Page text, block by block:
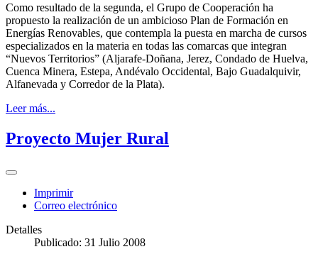
Como resultado de la segunda, el Grupo de Cooperación ha
propuesto la realización de un ambicioso Plan de Formación en
Energías Renovables, que contempla la puesta en marcha de cursos
especializados en la materia en todas las comarcas que integran
“Nuevos Territorios” (Aljarafe-Doñana, Jerez, Condado de Huelva,
Cuenca Minera, Estepa, Andévalo Occidental, Bajo Guadalquivir,
Alfanevada y Corredor de la Plata).
Leer más...
Proyecto Mujer Rural
Imprimir
Correo electrónico
Detalles
Publicado: 31 Julio 2008